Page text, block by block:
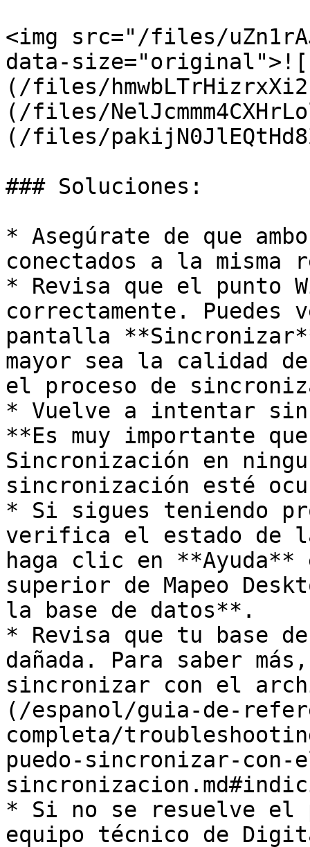
<img src="/files/
data-
(/files/
(/files/
(/files/
### Soluciones:
* Asegúrate de que
conectados a la misma
* Revisa que el punto
correctamente.
pantalla
mayor sea la calidad
el proceso de
* Vuelve a intentar
**Es muy importante
Sincronización en
sincronización esté
* Si sigues teniendo
verifica el estado de
haga clic en **Ayuda**
superior de Mapeo
la base de datos**.
* Revisa que tu base
dañada. Para saber
sincronizar con el
(/espanol/guia-de-
completa/
puedo-sincronizar-
* Si no se resuelve el
equipo técnico de